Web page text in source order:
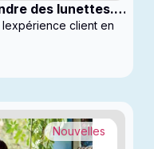
des lunettes.
client en
Nouvelles